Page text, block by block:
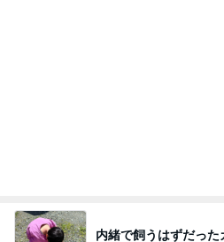
内緒で飼うはずだった